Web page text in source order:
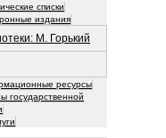
списки
издания
М. Горький
ресурсы
государственной